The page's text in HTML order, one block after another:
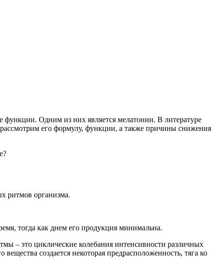
Одним из них является мелатонин. В литературе
его формулу, функции, а также причины снижения
ритмов организма.
тогда как днем его продукция минимальна.
– это циклические колебания интенсивности различных
создается некоторая предрасположенность, тяга ко